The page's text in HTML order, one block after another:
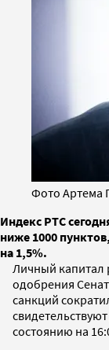
Фото Артема
Индекс РТС
ниже 1000
на 1,5%.
Личный капитал
одобрения
санкций
свидетельствуют
состоянию на